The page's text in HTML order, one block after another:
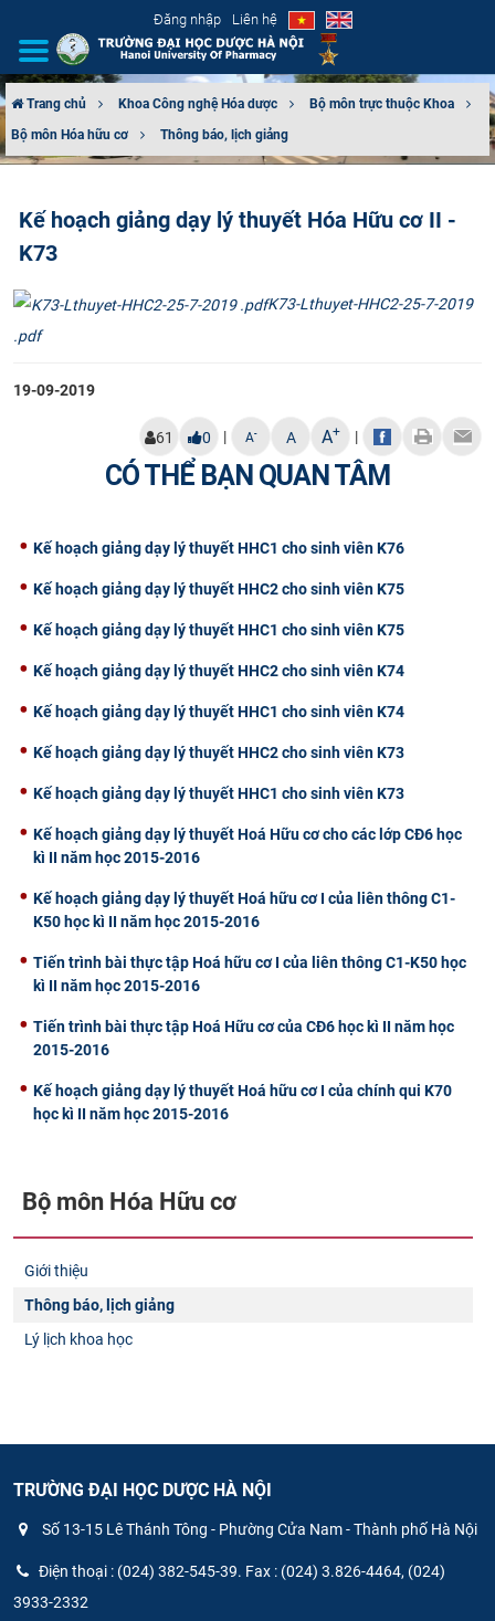
Đăng nhập Liên hệ
GIỚI THIỆU
TUYỂN SINH
ĐÀO TẠO
Trang chủ Khoa Công nghệ Hóa dược
Bộ môn trực thuộc Khoa
Bộ môn Hóa hữu cơ
Thông báo, lịch giảng
Kế hoạch giảng dạy lý thuyết Hóa Hữu cơ II -
K73
K73-Lthuyet-HHC2-25-7-2019
.pdf
19-09-2019
61 0 | A- A A+ |
CÓ THỂ BẠN QUAN TÂM
Kế hoạch giảng dạy lý thuyết HHC1 cho sinh viên K76
Kế hoạch giảng dạy lý thuyết HHC2 cho sinh viên K75
Kế hoạch giảng dạy lý thuyết HHC1 cho sinh viên K75
Kế hoạch giảng dạy lý thuyết HHC2 cho sinh viên K74
Kế hoạch giảng dạy lý thuyết HHC1 cho sinh viên K74
Kế hoạch giảng dạy lý thuyết HHC2 cho sinh viên K73
Kế hoạch giảng dạy lý thuyết HHC1 cho sinh viên K73
Kế hoạch giảng dạy lý thuyết Hoá Hữu cơ cho các lớp CĐ6 học
kì II năm học 2015-2016
Kế hoạch giảng dạy lý thuyết Hoá hữu cơ I của liên thông C1-
K50 học kì II năm học 2015-2016
Tiến trình bài thực tập Hoá hữu cơ I của liên thông C1-K50 học
kì II năm học 2015-2016
Tiến trình bài thực tập Hoá Hữu cơ của CĐ6 học kì II năm học
2015-2016
Kế hoạch giảng dạy lý thuyết Hoá hữu cơ I của chính qui K70
học kì II năm học 2015-2016
Bộ môn Hóa Hữu cơ
Giới thiệu
Thông báo, lịch giảng
Lý lịch khoa học
TRƯỜNG ĐẠI HỌC DƯỢC HÀ NỘI
Số 13-15 Lê Thánh Tông - Phường Cửa Nam - Thành phố Hà Nội
Điện thoại : (024) 382-545-39. Fax : (024) 3.826-4464, (024)
3933-2332